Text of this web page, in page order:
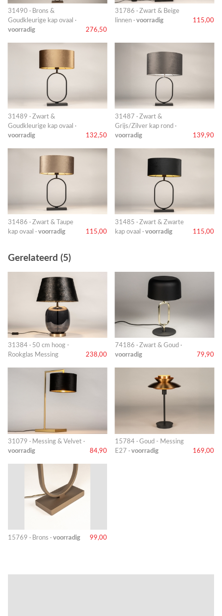
31490 · Brons &
Goudkleurige kap ovaal ·
voorradig
276,50
31786 · Zwart & Beige
linnen · voorradig 115,00
31489 · Zwart &
Goudkleurige kap ovaal ·
voorradig
132,50
31487 · Zwart &
Grijs/Zilver kap rond ·
voorradig
139,90
31486 · Zwart & Taupe
kap ovaal · voorradig 115,00
31485 · Zwart & Zwarte
kap ovaal · voorradig 115,00
Gerelateerd (5)
31384 · 50 cm hoog -
Rookglas Messing
238,00
74186 · Zwart & Goud ·
voorradig
79,90
31079 · Messing & Velvet ·
voorradig
84,90
15784 · Goud - Messing
E27 · voorradig 169,00
15769 · Brons · voorradig 99,00